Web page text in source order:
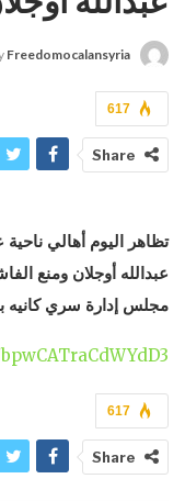
Freedomocalansyria
617
Share
تظاهر اليوم أهالي ناحية
عبدالله أوجلان ومنع
مجلس إدارة سري كانيه
617
Share